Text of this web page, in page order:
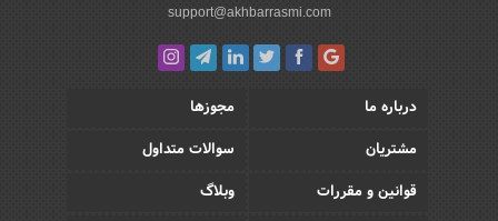
support@akhbarrasmi.com
درباره ما
مجوزها
مشتریان
سوالات متداول
قوانین و مقررات
وبلاگ